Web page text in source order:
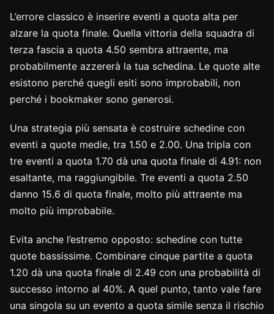
L’errore classico è inserire eventi a quota alta per
alzare la quota finale. Quella vittoria della squadra di
terza fascia a quota 4.50 sembra attraente, ma
probabilmente azzererà la tua schedina. Le quote alte
esistono perché quegli esiti sono improbabili, non
perché i bookmaker sono generosi.
Una strategia più sensata è costruire schedine con
eventi a quote medie, tra 1.50 e 2.00. Una tripla con
tre eventi a quota 1.70 dà una quota finale di 4.91: non
esaltante, ma raggiungibile. Tre eventi a quota 2.50
danno 15.6 di quota finale, molto più attraente ma
molto più improbabile.
Evita anche l’estremo opposto: schedine con tutte
quote bassissime. Combinare cinque partite a quota
1.20 dà una quota finale di 2.49 con una probabilità di
successo intorno al 40%. A quel punto, tanto vale fare
una singola su un evento a quota simile senza il rischio